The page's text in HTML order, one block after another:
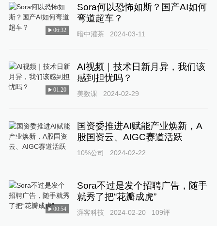
06:32
Sora何以恐怖如斯？国产AI如何
弯道超车？
暗中灌茶 2024-03-11
01:20
AI视频｜技术日新月异，我们该
感到担忧吗？
美数课 2024-02-29
国资委推进AI赋能产业焕新，A
股国资云、AIGC赛道活跃
10%公司 2024-02-22
00:54
Sora不过是发个招聘广告，随手
就秀了把“花瓣成虎”
湃客科技 2024-02-20 109评